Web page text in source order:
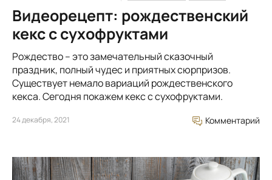
Видеорецепт: рождественский
кекс с сухофруктами
Рождество – это замечательный сказочный
праздник, полный чудес и приятных сюрпризов.
Существует немало вариаций рождественского
кекса. Сегодня покажем кекс с сухофруктами.
24 декабря, 2021 Комментарий